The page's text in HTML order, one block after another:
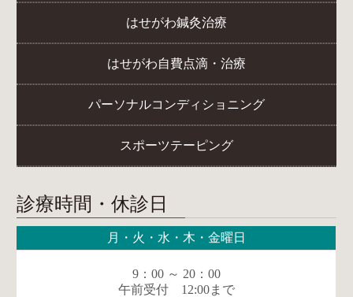
はせがわ鍼灸治療
はせがわ自費点滴・治療
パーソナルコンディショニング
スポーツテーピング
診療時間・休診日
月・火・水・木・金曜日
9：00 ～ 20：00
午前受付 12:00まで